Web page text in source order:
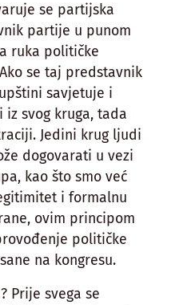
se partijska
partije u punom
ruka političke
se taj predstavnik
savjetuje i
svog kruga, tada
Jedini krug ljudi
dogovarati u vezi
kao što smo već
i formalnu
ovim principom
političke
na kongresu.
Prije svega se